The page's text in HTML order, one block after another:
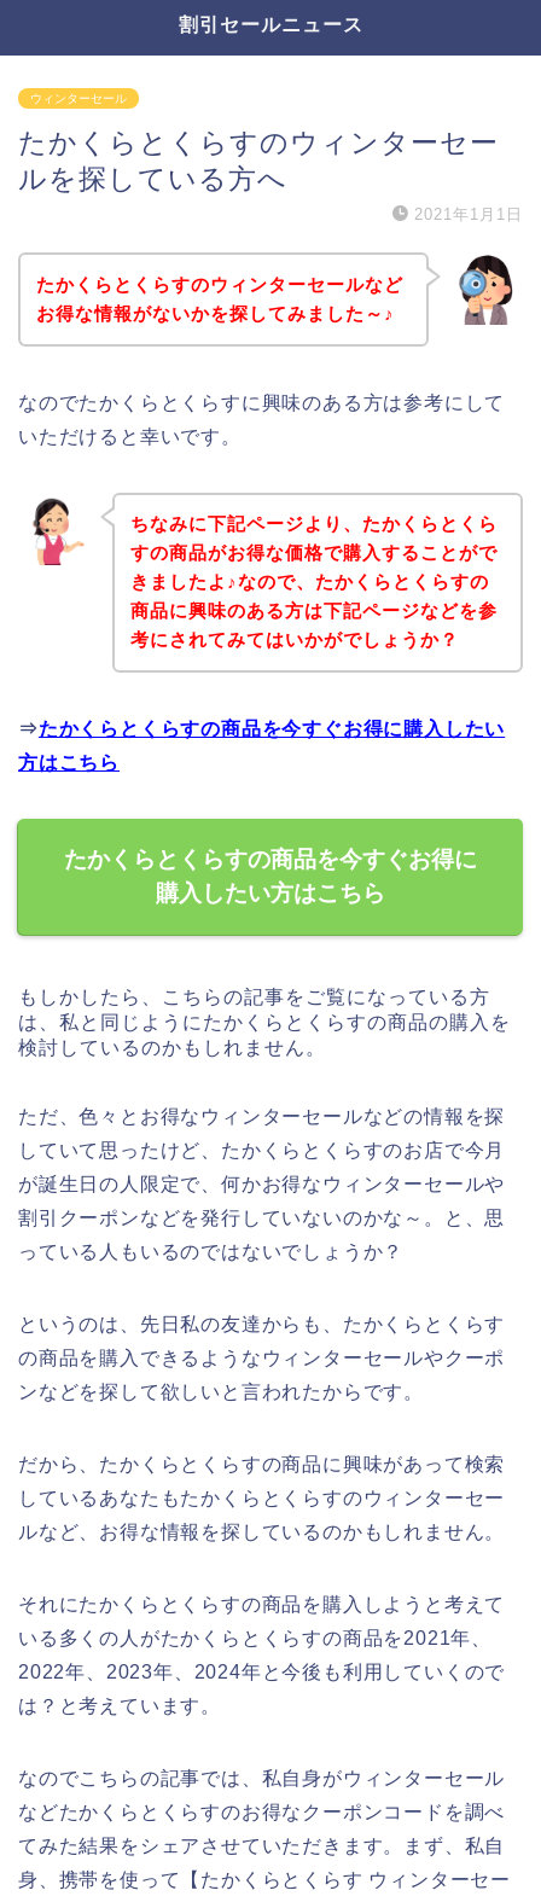
割引セールニュース
ウィンターセール
たかくらとくらすのウィンターセー
ルを探している方へ
2021年1月1日
たかくらとくらすのウィンターセールなど
お得な情報がないかを探してみました～♪
なのでたかくらとくらすに興味のある方は参考にして
いただけると幸いです。
ちなみに下記ページより、たかくらとくら
すの商品がお得な価格で購入することがで
きましたよ♪なので、たかくらとくらすの
商品に興味のある方は下記ページなどを参
考にされてみてはいかがでしょうか？
⇒たかくらとくらすの商品を今すぐお得に購入したい
方はこちら
たかくらとくらすの商品を今すぐお得に
購入したい方はこちら
もしかしたら、こちらの記事をご覧になっている方
は、私と同じようにたかくらとくらすの商品の購入を
検討しているのかもしれません。
ただ、色々とお得なウィンターセールなどの情報を探
していて思ったけど、たかくらとくらすのお店で今月
が誕生日の人限定で、何かお得なウィンターセールや
割引クーポンなどを発行していないのかな～。と、思
っている人もいるのではないでしょうか？
というのは、先日私の友達からも、たかくらとくらす
の商品を購入できるようなウィンターセールやクーポ
ンなどを探して欲しいと言われたからです。
だから、たかくらとくらすの商品に興味があって検索
しているあなたもたかくらとくらすのウィンターセー
ルなど、お得な情報を探しているのかもしれません。
それにたかくらとくらすの商品を購入しようと考えて
いる多くの人がたかくらとくらすの商品を2021年、
2022年、2023年、2024年と今後も利用していくので
は？と考えています。
なのでこちらの記事では、私自身がウィンターセール
などたかくらとくらすのお得なクーポンコードを調べ
てみた結果をシェアさせていただきます。まず、私自
身、携帯を使って【たかくらとくらす ウィンターセー